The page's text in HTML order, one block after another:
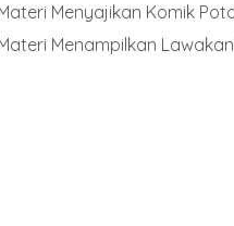
Menyajikan Komik
Menampilkan